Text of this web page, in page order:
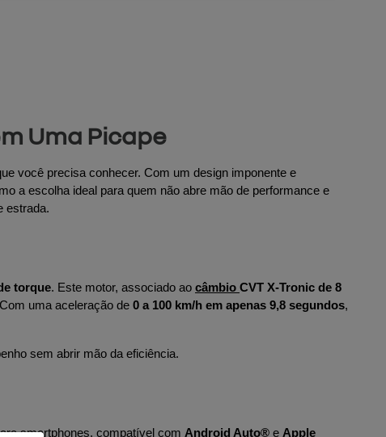
Uma Picape
você precisa conhecer. Com um design imponente e
a escolha ideal para quem não abre mão de performance e
estrada.
torque. Este motor, associado ao câmbio CVT X-Tronic de 8
uma aceleração de 0 a 100 km/h em apenas 9,8 segundos,
sem abrir mão da eficiência.
smartphones, compatível com Android Auto® e Apple